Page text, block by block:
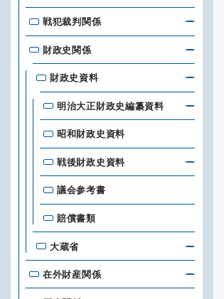
戦犯裁判関係
財政史関係
財政史資料
明治大正財政史編纂資料
昭和財政史資料
戦後財政史資料
議会参考書
賠償書類
大蔵省
在外財産関係